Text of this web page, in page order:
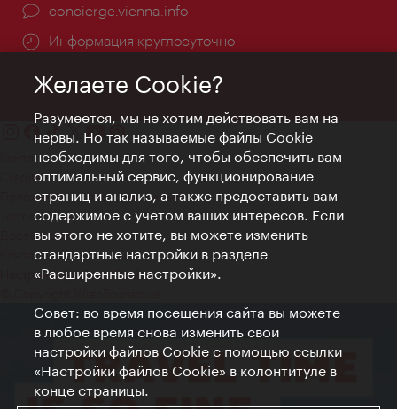
concierge.vienna.info
Информация круглосуточно
Контакт
Credits
Положение о конфиденциальности
Terms of Use
Доступность
Контакты для прессы
Настройки файлов Cookie
Желаете Cookie?
Разумеется, мы не хотим действовать вам на
нервы. Но так называемые файлы Cookie
необходимы для того, чтобы обеспечить вам
оптимальный сервис, функционирование
страниц и анализ, а также предоставить вам
содержимое с учетом ваших интересов. Если
вы этого не хотите, вы можете изменить
стандартные настройки в разделе
«Расширенные настройки».
Совет: во время посещения сайта вы можете
в любое время снова изменить свои
настройки файлов Cookie с помощью ссылки
«Настройки файлов Cookie» в колонтитуле в
конце страницы.